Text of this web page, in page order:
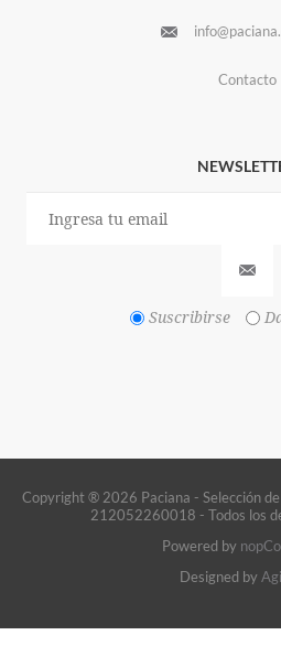
Contacto
Suscribirse
Copyright ® 2026 Paciana - Selección
212052260018 - Todos los
Powered by
Designed by